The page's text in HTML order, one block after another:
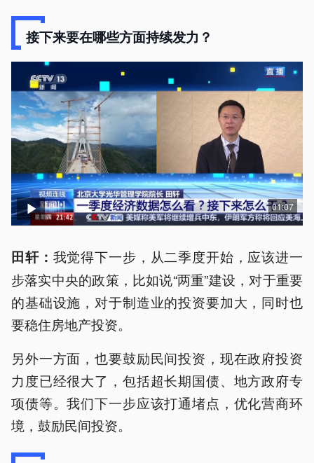
接下来要在哪些方面持续发力？
01:07
田轩： 我觉得下一步，从二季度开始，应该进一
步落实中央的政策，比如说“两重”建设，对于重要
的基础设施，对于制造业的投资要加大，同时也
要稳住房地产投资。
另外一方面，也要鼓励民间投资，现在政府投资
力度已经很大了，包括超长期国债、地方政府专
项债等。我们下一步应该打通堵点，优化营商环
境，鼓励民间投资。